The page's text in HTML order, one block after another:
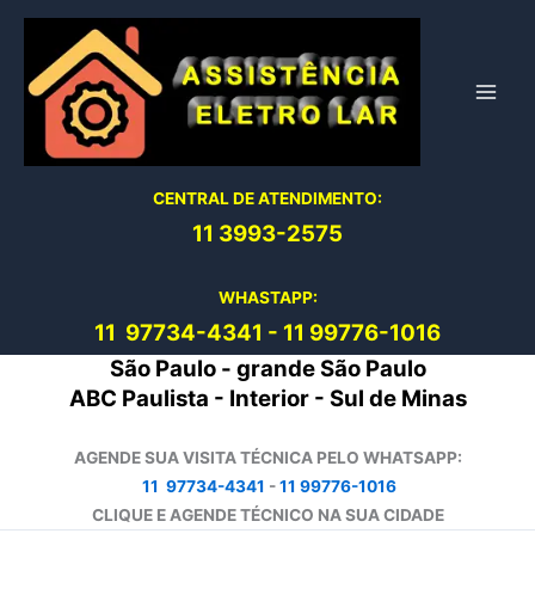
conteúdo
CENTRAL DE ATENDIMENTO:
11 3993-2575
WHASTAPP:
11 97734-4341 - 11 99776-1016
São Paulo - grande São Paulo
ABC Paulista - Interior - Sul de Minas
AGENDE SUA VISITA TÉCNICA PELO WHATSAPP:
11 97734-4341 -11 99776-1016
CLIQUE E AGENDE TÉCNICO NA SUA CIDADE